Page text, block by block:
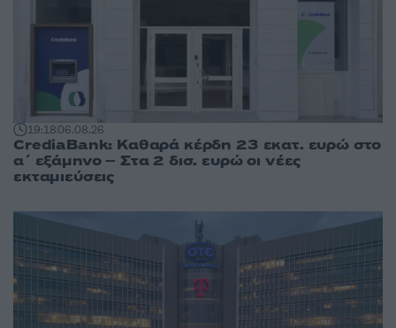
19:1806.08.26
CrediaBank: Καθαρά κέρδη 23 εκατ. ευρώ στο
α΄ εξάμηνο – Στα 2 δισ. ευρώ οι νέες
εκταμιεύσεις